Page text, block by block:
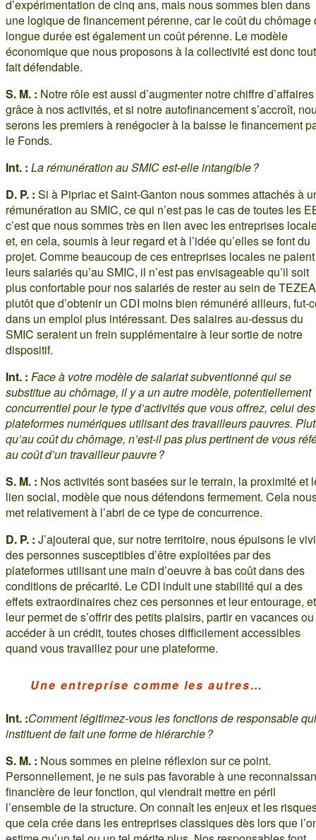
d’expérimentation de cinq ans, mais nous sommes bien dans
une logique de financement pérenne, car le coût du chômage
longue durée est également un coût pérenne. Le modèle
économique que nous proposons à la collectivité est donc
fait défendable.
S. M. : Notre rôle est aussi d’augmenter notre chiffre d’affaires
grâce à nos activités, et si notre autofinancement s’accroît,
serons les premiers à renégocier à la baisse le financement
le Fonds.
Int. : La rémunération au SMIC est-elle intangible ?
D. P. : Si à Pipriac et Saint-Ganton nous sommes attachés à
rémunération au SMIC, ce qui n’est pas le cas de toutes les
c’est que nous sommes très en lien avec les entreprises
et, en cela, soumis à leur regard et à l’idée qu’elles se font du
projet. Comme beaucoup de ces entreprises locales ne paient
leurs salariés qu’au SMIC, il n’est pas envisageable qu’il soit
plus confortable pour nos salariés de rester au sein de TEZEA
plutôt que d’obtenir un CDI moins bien rémunéré ailleurs, fut-
dans un emploi plus intéressant. Des salaires au-dessus du
SMIC seraient un frein supplémentaire à leur sortie de notre
dispositif.
Int. : Face à votre modèle de salariat subventionné qui se
substitue au chômage, il y a un autre modèle, potentiellement
concurrentiel pour le type d’activités que vous offrez, celui des
plateformes numériques utilisant des travailleurs pauvres.
qu’au coût du chômage, n’est-il pas plus pertinent de vous
au coût d’un travailleur pauvre ?
S. M. : Nos activités sont basées sur le terrain, la proximité et
lien social, modèle que nous défendons fermement. Cela
met relativement à l’abri de ce type de concurrence.
D. P. : J’ajouterai que, sur notre territoire, nous épuisons le
des personnes susceptibles d’être exploitées par des
plateformes utilisant une main d’oeuvre à bas coût dans des
conditions de précarité. Le CDI induit une stabilité qui a des
effets extraordinaires chez ces personnes et leur entourage, et
leur permet de s’offrir des petits plaisirs, partir en vacances ou
accéder à un crédit, toutes choses difficilement accessibles
quand vous travaillez pour une plateforme.
Une entreprise comme les autres…
Int. :Comment légitimez-vous les fonctions de responsable qui
instituent de fait une forme de hiérarchie ?
S. M. : Nous sommes en pleine réflexion sur ce point.
Personnellement, je ne suis pas favorable à une
financière de leur fonction, qui viendrait mettre en péril
l’ensemble de la structure. On connaît les enjeux et les
que cela crée dans les entreprises classiques dès lors que